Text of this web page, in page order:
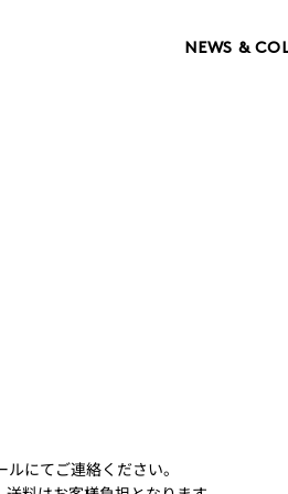
NEWS &
にてご連絡ください。